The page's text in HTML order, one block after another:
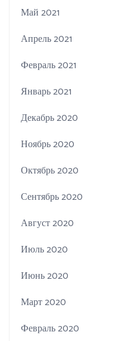
Май 2021
Апрель 2021
Февраль 2021
Январь 2021
Декабрь 2020
Ноябрь 2020
Октябрь 2020
Сентябрь 2020
Август 2020
Июль 2020
Июнь 2020
Март 2020
Февраль 2020